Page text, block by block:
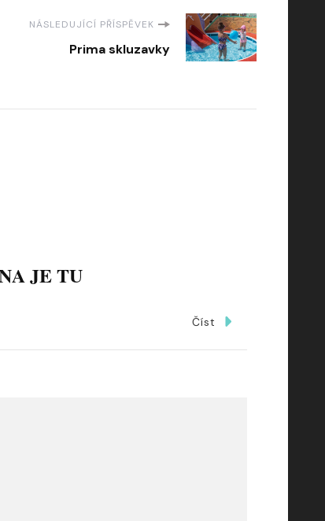
NÁSLEDUJÍCÍ PŘÍSPĚVEK
Prima skluzavky
JE TU
Číst